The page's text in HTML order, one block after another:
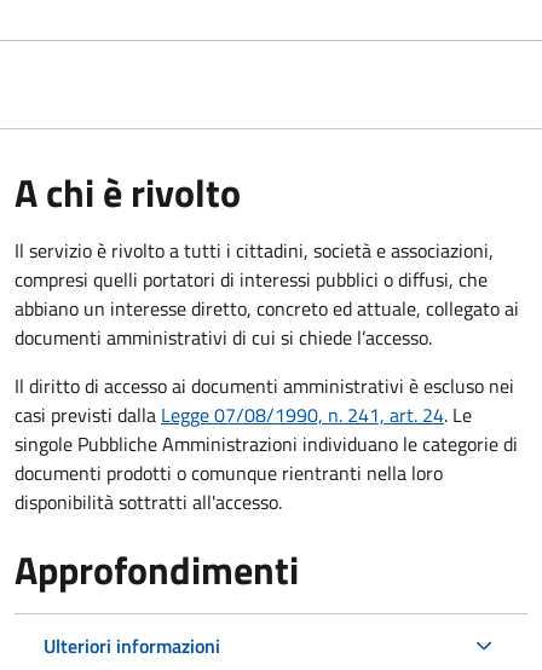
A chi è rivolto
Il servizio è rivolto a tutti i cittadini, società e associazioni,
compresi quelli portatori di interessi pubblici o diffusi, che
abbiano un interesse diretto, concreto ed attuale, collegato ai
documenti amministrativi di cui si chiede l’accesso.
Il diritto di accesso ai documenti amministrativi è escluso nei
casi previsti dalla Legge 07/08/1990, n. 241, art. 24. Le
singole Pubbliche Amministrazioni individuano le categorie di
documenti prodotti o comunque rientranti nella loro
disponibilità sottratti all'accesso.
Approfondimenti
Ulteriori informazioni